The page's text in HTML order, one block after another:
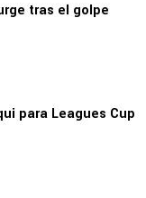
tras el golpe
para Leagues Cup